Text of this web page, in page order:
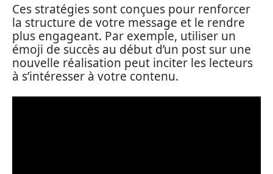
Ces stratégies sont conçues pour renforcer
la structure de votre message et le rendre
plus engageant. Par exemple, utiliser un
émoji de succès au début d’un post sur une
nouvelle réalisation peut inciter les lecteurs
à s’intéresser à votre contenu.